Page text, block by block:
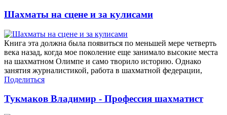
Шахматы на сцене и за кулисами
Книга эта должна была появиться по меньшей мере четверть
века назад, когда мое поколение еще занимало высокие места
на шахматном Олимпе и само творило историю. Однако
занятия журналистикой, работа в шахматной федерации,
Поделиться
Тукмаков Владимир - Профессия шахматист